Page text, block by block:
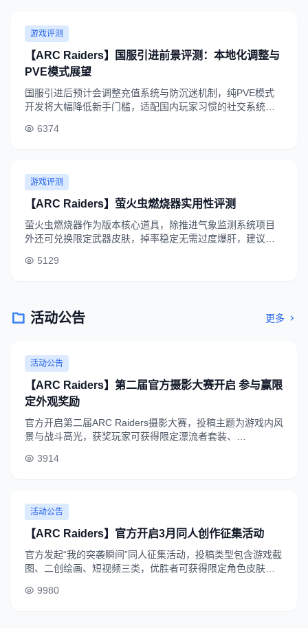
游戏评测
【ARC Raiders】国服引进前景评测：本地化调整与
PVE模式展望
国服引进后预计会调整充值系统与防沉迷机制，纯PVE模式
开发将大幅降低新手门槛，适配国内玩家习惯的社交系统有
6374
游戏评测
【ARC Raiders】萤火虫燃烧器实用性评测
萤火虫燃烧器作为版本核心道具，除推进气象监测系统项目
外还可兑换限定武器皮肤，掉率稳定无需过度爆肝，建议普
5129
活动公告 更多
活动公告
【ARC Raiders】第二届官方摄影大赛开启 参与赢限
定外观奖励
官方开启第二届ARC Raiders摄影大赛，投稿主题为游戏内风
景与战斗高光，获奖玩家可获得限定漂流者套装、
3914
活动公告
【ARC Raiders】官方开启3月同人创作征集活动
官方发起“我的突袭瞬间”同人征集活动，投稿类型包含游戏截
图、二创绘画、短视频三类，优胜者可获得限定角色皮肤、
9980